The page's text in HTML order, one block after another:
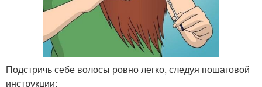
Подстричь себе волосы ровно легко, следуя пошаговой
инструкции: